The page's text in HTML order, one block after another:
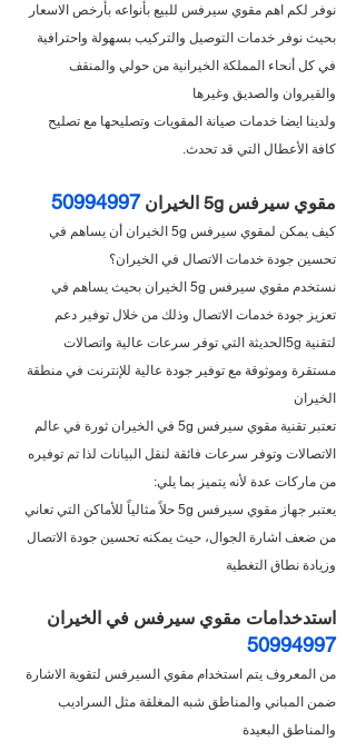
نوفر لكم اهم مقوي سيرفس للبيع بأنواعه بأرخص الاسعار
بحيث نوفر خدمات التوصيل والتركيب بسهولة واحترافية
في كل أنحاء المملكة الخيرانية من حولي والمنقف
والقيروان والصديق وغيرها
ولدينا ايضا خدمات صيانة المقويات وتصليحها مع تصليح
كافة الأعطال التي قد تحدث.
مقوي سيرفس 5g الخيران 50994997
كيف يمكن لمقوي سيرفس 5g الخيران أن يساهم في
تحسين جودة خدمات الاتصال في الخيران؟
نستخدم مقوي سيرفس 5g الخيران بحيث يساهم في
تعزيز جودة خدمات الاتصال وذلك من خلال توفير دعم
لتقنية 5gالحديثة التي توفر سرعات عالية واتصالات
مستقرة وموثوقة مع توفير جودة عالية للإنترنت في منطقة
الخيران
تعتبر تقنية مقوي سيرفس 5g في الخيران ثورة في عالم
الاتصالات وتوفر سرعات فائقة لنقل البيانات لذا تم توفيره
من ماركات عدة لأنه يتميز بما يلي:
يعتبر جهاز مقوي سيرفس 5g حلاً مثالياً للأماكن التي تعاني
من ضعف اشارة الجوال، حيث يمكنه تحسين جودة الاتصال
وزيادة نطاق التغطية
استدخدامات مقوي سيرفس في الخيران
50994997
من المعروف يتم استخدام مقوي السيرفس لتقوية الاشارة
ضمن المباني والمناطق شبه المغلقة مثل السراديب
والمناطق البعيدة